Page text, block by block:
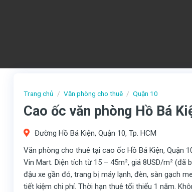
Trang chủ / Văn phòng cho thuê / Quận 10
Cao ốc văn phòng Hồ Bá
Đường Hồ Bá Kiện, Quận 10, Tp. HCM
Văn phòng cho thuê tại cao ốc Hồ Bá Kiện, Quận
Vin Mart. Diện tích từ 15 – 45m², giá 8USD/m²
đậu xe gần đó, trang bị máy lạnh, đèn, sàn gạch
tiết kiệm chi phí. Thời hạn thuê tối thiểu 1 năm.